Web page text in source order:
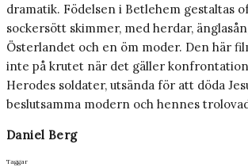
dramatik. Födelsen i Betlehem gestaltas
sockersött skimmer, med herdar,
Österlandet och en öm moder. Den här
inte på krutet när det gäller
Herodes soldater, utsända för att döda
beslutsamma modern och hennes
Daniel Berg
Taggar